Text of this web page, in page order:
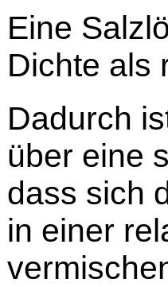
Eine
Dichte als
Dadurch
über eine
dass sich
in einer